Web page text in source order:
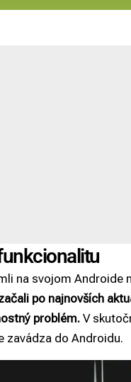
na svojom Androide
po najnovších
problém.V
zavádza do Androidu.